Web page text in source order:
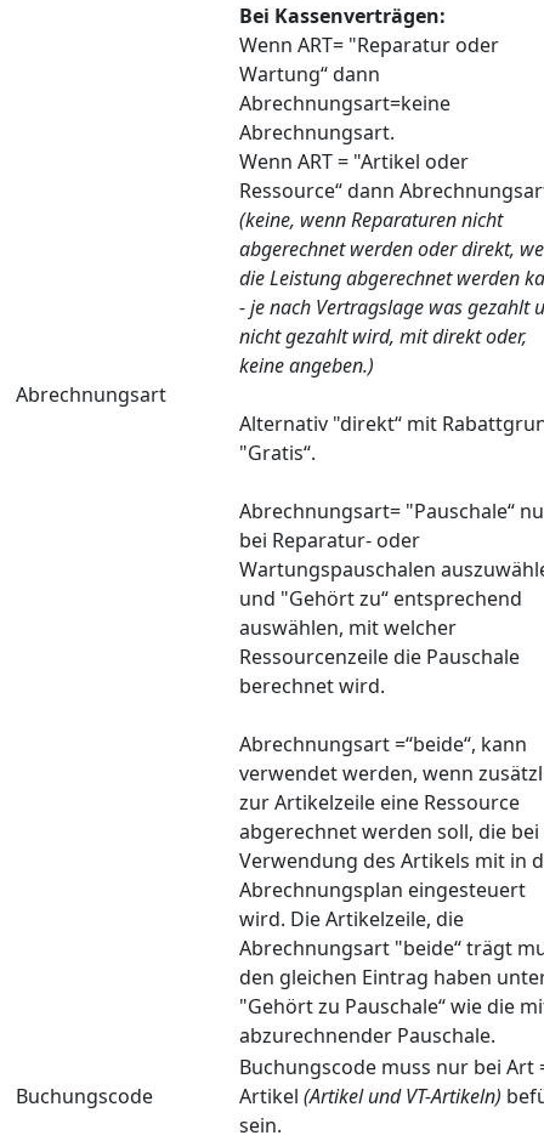
Abrechnungsart
Bei Kassenverträgen:
Wenn ART= "Reparatur oder
Wartung“ dann
Abrechnungsart=keine
Abrechnungsart.
Wenn ART = "Artikel oder
Ressource“ dann
(keine, wenn Reparaturen nicht
abgerechnet werden oder direkt,
die Leistung abgerechnet werden
- je nach Vertragslage was gezahlt
nicht gezahlt wird, mit direkt oder,
keine angeben.)
Alternativ "direkt“ mit
"Gratis“.
Abrechnungsart= "Pauschale“
bei Reparatur- oder
Wartungspauschalen
und "Gehört zu“ entsprechend
auswählen, mit welcher
Ressourcenzeile die Pauschale
berechnet wird.
Abrechnungsart =“beide“, kann
verwendet werden, wenn
zur Artikelzeile eine Ressource
abgerechnet werden soll, die bei
Verwendung des Artikels mit in
Abrechnungsplan eingesteuert
wird. Die Artikelzeile, die
Abrechnungsart "beide“ trägt
den gleichen Eintrag haben
"Gehört zu Pauschale“ wie die
abzurechnender Pauschale.
Buchungscode
Buchungscode muss nur bei Art
Artikel (Artikel und VT-Artikeln)
sein.